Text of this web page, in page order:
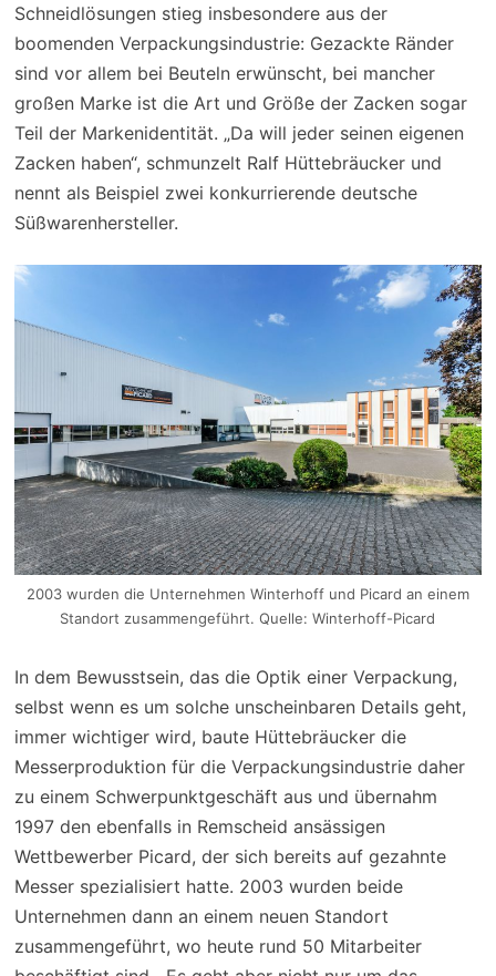
Schneidlösungen stieg insbesondere aus der
boomenden Verpackungsindustrie: Gezackte Ränder
sind vor allem bei Beuteln erwünscht, bei mancher
großen Marke ist die Art und Größe der Zacken sogar
Teil der Markenidentität. „Da will jeder seinen eigenen
Zacken haben“, schmunzelt Ralf Hüttebräucker und
nennt als Beispiel zwei konkurrierende deutsche
Süßwarenhersteller.
2003 wurden die Unternehmen Winterhoff und Picard an einem
Standort zusammengeführt. Quelle: Winterhoff-Picard
In dem Bewusstsein, das die Optik einer Verpackung,
selbst wenn es um solche unscheinbaren Details geht,
immer wichtiger wird, baute Hüttebräucker die
Messerproduktion für die Verpackungsindustrie daher
zu einem Schwerpunktgeschäft aus und übernahm
1997 den ebenfalls in Remscheid ansässigen
Wettbewerber Picard, der sich bereits auf gezahnte
Messer spezialisiert hatte. 2003 wurden beide
Unternehmen dann an einem neuen Standort
zusammengeführt, wo heute rund 50 Mitarbeiter